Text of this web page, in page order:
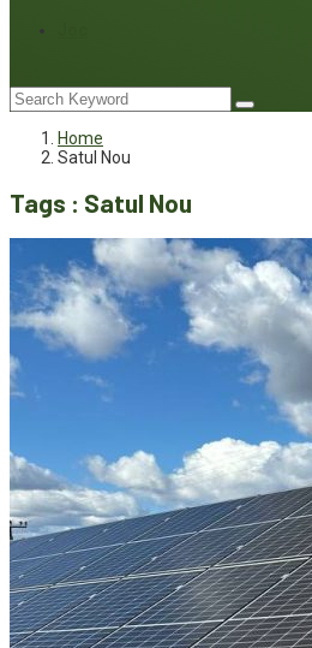
Home
Satul Nou
Tags : Satul Nou